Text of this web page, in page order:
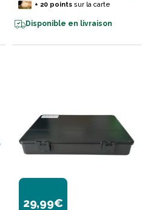
+ 20pointssur la carte
Disponible en livraison
29,99€